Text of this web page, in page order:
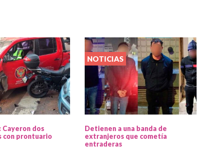
Cayeron dos
con prontuario
NOTICIAS
Detienen a una banda de
extranjeros que cometía
entraderas